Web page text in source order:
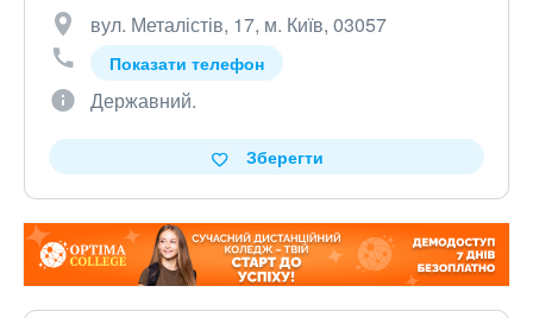
вул. Металістів, 17, м. Київ, 03057
Показати телефон
Державний.
Зберегти